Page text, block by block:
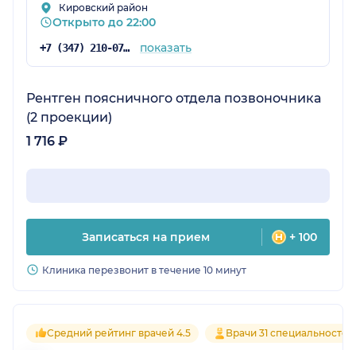
Кировский район
Открыто до 22:00
+7 (347) 210-07-94 показать
Рентген поясничного отдела позвоночника
(2 проекции)
1 716 ₽
Записаться на прием + 100
Клиника перезвонит в течение 10 минут
Средний рейтинг врачей 4.5 Врачи 31 специальностей